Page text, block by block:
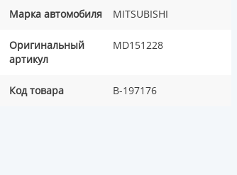
Марка автомобиля MITSUBISHI
Оригинальный
артикул
MD151228
Код товара B-197176